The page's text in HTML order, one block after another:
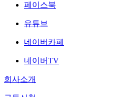
페이스북
유튜브
네이버카페
네이버TV
회사소개